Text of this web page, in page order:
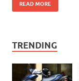
READ MORE
TRENDING